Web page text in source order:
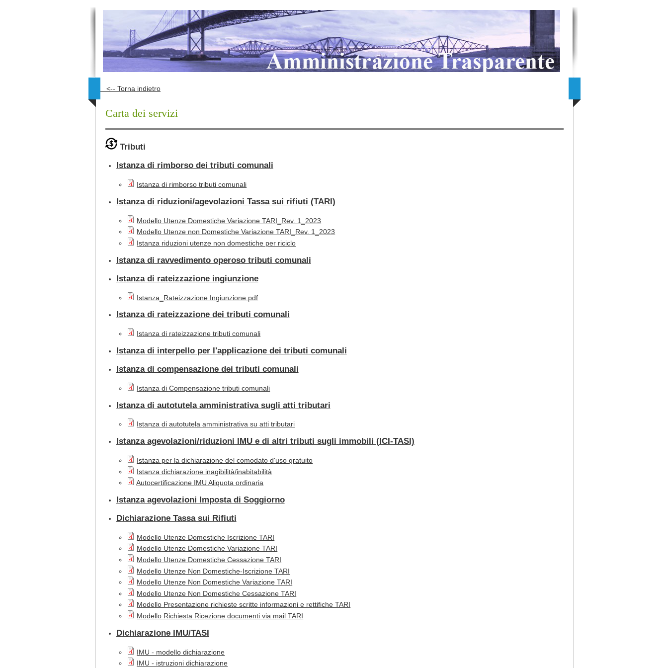
<-- Torna indietro
Carta dei servizi
Tributi
Istanza di rimborso dei tributi comunali
Istanza di rimborso tributi comunali
Istanza di riduzioni/agevolazioni Tassa sui rifiuti (TARI)
Modello Utenze Domestiche Variazione TARI_Rev. 1_2023
Modello Utenze non Domestiche Variazione TARI_Rev. 1_2023
Istanza riduzioni utenze non domestiche per riciclo
Istanza di ravvedimento operoso tributi comunali
Istanza di rateizzazione ingiunzione
Istanza_Rateizzazione Ingiunzione.pdf
Istanza di rateizzazione dei tributi comunali
Istanza di rateizzazione tributi comunali
Istanza di interpello per l'applicazione dei tributi comunali
Istanza di compensazione dei tributi comunali
Istanza di Compensazione tributi comunali
Istanza di autotutela amministrativa sugli atti tributari
Istanza di autotutela amministrativa su atti tributari
Istanza agevolazioni/riduzioni IMU e di altri tributi sugli immobili (ICI-TASI)
Istanza per la dichiarazione del comodato d'uso gratuito
Istanza dichiarazione inagibilità/inabitabilità
Autocertificazione IMU Aliquota ordinaria
Istanza agevolazioni Imposta di Soggiorno
Dichiarazione Tassa sui Rifiuti
Modello Utenze Domestiche Iscrizione TARI
Modello Utenze Domestiche Variazione TARI
Modello Utenze Domestiche Cessazione TARI
Modello Utenze Non Domestiche-Iscrizione TARI
Modello Utenze Non Domestiche Variazione TARI
Modello Utenze Non Domestiche Cessazione TARI
Modello Presentazione richieste scritte informazioni e rettifiche TARI
Modello Richiesta Ricezione documenti via mail TARI
Dichiarazione IMU/TASI
IMU - modello dichiarazione
IMU - istruzioni dichiarazione